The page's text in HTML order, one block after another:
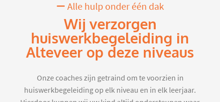
Alle hulp onder één dak
Wij verzorgen
huiswerkbegeleiding in
Alteveer op deze niveaus
Onze coaches zijn getraind om te voorzien in
huiswerkbegeleiding op elk niveau en in elk leerjaar.